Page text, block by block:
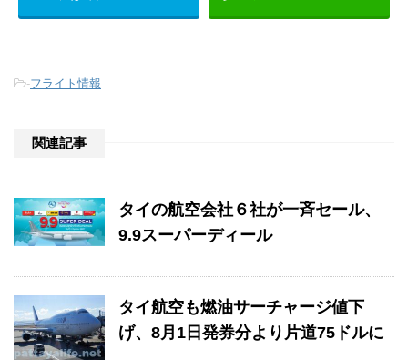
-フライト情報
関連記事
タイの航空会社６社が一斉セール、
9.9スーパーディール
タイ航空も燃油サーチャージ値下
げ、8月1日発券分より片道75ドルに